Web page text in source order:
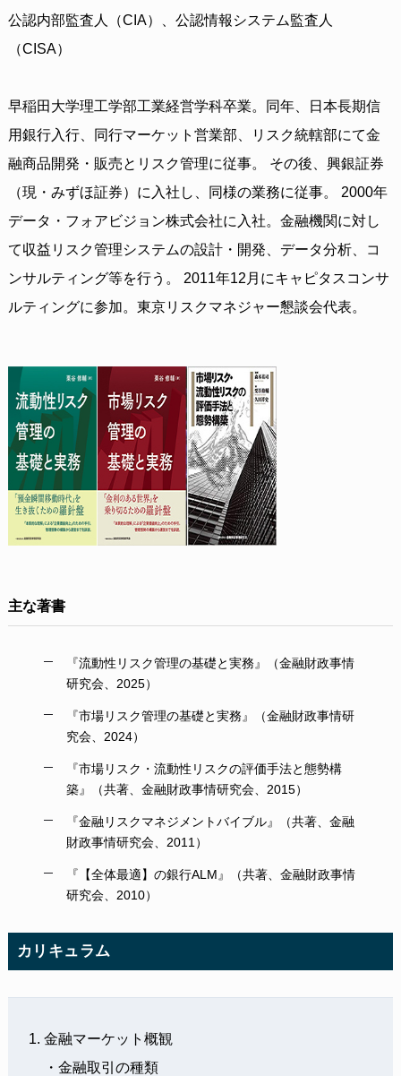
公認内部監査人（CIA）、公認情報システム監査人
（CISA）
早稲田大学理工学部工業経営学科卒業。同年、日本長期信
用銀行入行、同行マーケット営業部、リスク統轄部にて金
融商品開発・販売とリスク管理に従事。 その後、興銀証券
（現・みずほ証券）に入社し、同様の業務に従事。 2000年
データ・フォアビジョン株式会社に入社。金融機関に対し
て収益リスク管理システムの設計・開発、データ分析、コ
ンサルティング等を行う。 2011年12月にキャピタスコンサ
ルティングに参加。東京リスクマネジャー懇談会代表。
主な著書
『流動性リスク管理の基礎と実務』（金融財政事情
研究会、2025）
『市場リスク管理の基礎と実務』（金融財政事情研
究会、2024）
『市場リスク・流動性リスクの評価手法と態勢構
築』（共著、金融財政事情研究会、2015）
『金融リスクマネジメントバイブル』（共著、金融
財政事情研究会、2011）
『【全体最適】の銀行ALM』（共著、金融財政事情
研究会、2010）
カリキュラム
金融マーケット概観
・金融取引の種類